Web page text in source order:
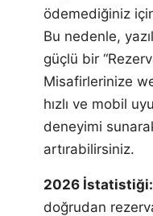
ödemediğiniz
Bu nedenle,
güçlü bir
Misafirlerinize
hızlı ve mobil
deneyimi
artırabilirsiniz.
2026 İstatistiği:
doğrudan